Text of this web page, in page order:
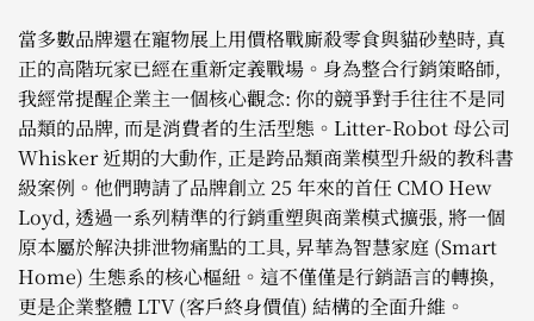
當多數品牌還在寵物展上用價格戰廝殺零食與貓砂墊時, 真
正的高階玩家已經在重新定義戰場。身為整合行銷策略師,
我經常提醒企業主一個核心觀念: 你的競爭對手往往不是同
品類的品牌, 而是消費者的生活型態。Litter-Robot 母公司
Whisker 近期的大動作, 正是跨品類商業模型升級的教科書
級案例。他們聘請了品牌創立 25 年來的首任 CMO Hew
Loyd, 透過一系列精準的行銷重塑與商業模式擴張, 將一個
原本屬於解決排泄物痛點的工具, 昇華為智慧家庭 (Smart
Home) 生態系的核心樞紐。這不僅僅是行銷語言的轉換,
更是企業整體 LTV (客戶終身價值) 結構的全面升維。